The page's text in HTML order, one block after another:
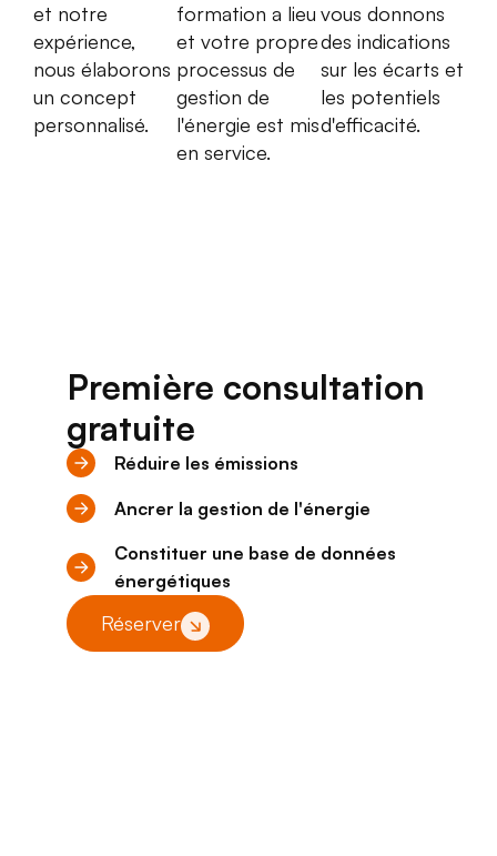
et notre
expérience,
nous élaborons
un concept
personnalisé.
formation a lieu
et votre propre
processus de
gestion de
l'énergie est mis
en service.
vous donnons
des indications
sur les écarts et
les potentiels
d'efficacité.
Première consultation
gratuite
Réduire les émissions
Ancrer la gestion de l'énergie
Constituer une base de données
énergétiques
Réserver